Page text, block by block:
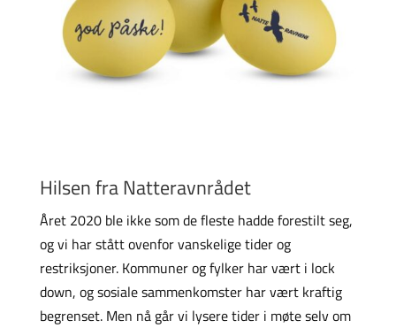
Hilsen fra Natteravnrådet
Året 2020 ble ikke som de fleste hadde forestilt seg,
og vi har stått ovenfor vanskelige tider og
restriksjoner. Kommuner og fylker har vært i lock
down, og sosiale sammenkomster har vært kraftig
begrenset. Men nå går vi lysere tider i møte selv om